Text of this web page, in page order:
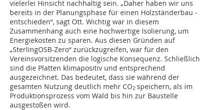
vielerlei Hinsicht nachhaltig sein. „Daher haben wir uns
bereits in der Planungsphase für einen Holzständerbau ­
entschieden“, sagt Ott. Wichtig war in diesem
Zusammenhang auch eine hochwertige Isolierung, um
Energiekosten zu sparen. Aus diesen Gründen auf
„SterlingOSB-Zero“ zurückzugreifen, war für den
Vereinsvorsitzenden die logische Konsequenz. Schließlich
sind die Platten klimapositiv und ­entsprechend
ausgezeichnet. Das bedeutet, dass sie während der
gesamten Nutzung deutlich mehr CO2 speichern, als im
Produktionsprozess vom Wald bis hin zur Baustelle
ausgestoßen wird.